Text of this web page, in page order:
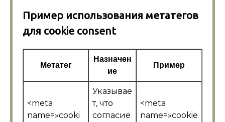
Пример использования метатегов
для cookie consent
Метатег
Назначен
ие
Пример
<meta
name=»cooki
Указывае
т, что
согласие
<meta
name=»cookie